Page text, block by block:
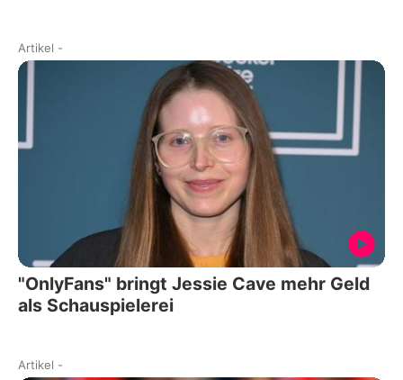
Artikel -
"OnlyFans" bringt Jessie Cave mehr Geld
als Schauspielerei
Artikel -